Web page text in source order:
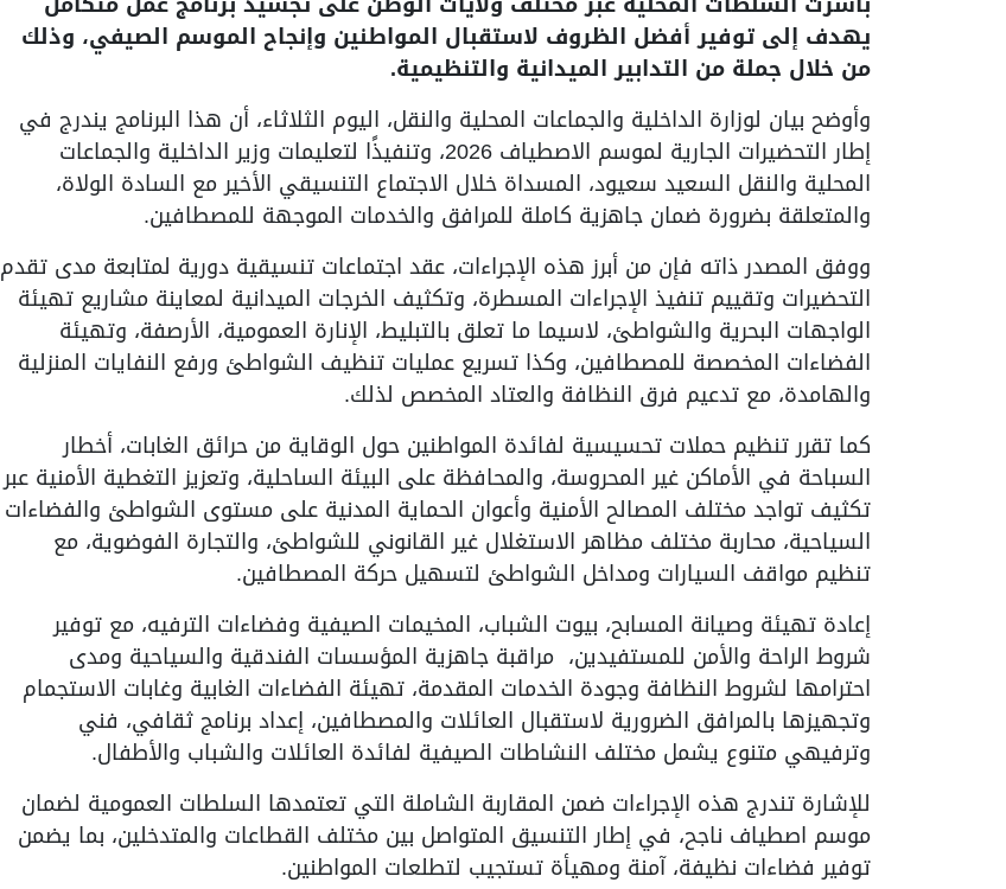
يهدف إلى توفير أفضل الظروف لاستقبال المواطنين وإنجاح الموسم الصيفي، وذلك
من خلال جملة من التدابير الميدانية والتنظيمية.
وأوضح بيان لوزارة الداخلية والجماعات المحلية والنقل، اليوم الثلاثاء، أن هذا البرنامج يندرج في
إطار التحضيرات الجارية لموسم الاصطياف 2026، وتنفيذًا لتعليمات وزير الداخلية والجماعات
المحلية والنقل السعيد سعيود، المسداة خلال الاجتماع التنسيقي الأخير مع السادة الولاة،
والمتعلقة بضرورة ضمان جاهزية كاملة للمرافق والخدمات الموجهة للمصطافين.
ووفق المصدر ذاته فإن من أبرز هذه الإجراءات، عقد اجتماعات تنسيقية دورية لمتابعة مدى تقدم
التحضيرات وتقييم تنفيذ الإجراءات المسطرة، وتكثيف الخرجات الميدانية لمعاينة مشاريع تهيئة
الواجهات البحرية والشواطئ، لاسيما ما تعلق بالتبليط، الإنارة العمومية، الأرصفة، وتهيئة
الفضاءات المخصصة للمصطافين، وكذا تسريع عمليات تنظيف الشواطئ ورفع النفايات المنزلية
والهامدة، مع تدعيم فرق النظافة والعتاد المخصص لذلك.
كما تقرر تنظيم حملات تحسيسية لفائدة المواطنين حول الوقاية من حرائق الغابات، أخطار
السباحة في الأماكن غير المحروسة، والمحافظة على البيئة الساحلية، وتعزيز التغطية الأمنية عبر
تكثيف تواجد مختلف المصالح الأمنية وأعوان الحماية المدنية على مستوى الشواطئ والفضاءات
السياحية، محاربة مختلف مظاهر الاستغلال غير القانوني للشواطئ، والتجارة الفوضوية، مع
تنظيم مواقف السيارات ومداخل الشواطئ لتسهيل حركة المصطافين.
إعادة تهيئة وصيانة المسابح، بيوت الشباب، المخيمات الصيفية وفضاءات الترفيه، مع توفير
شروط الراحة والأمن للمستفيدين، مراقبة جاهزية المؤسسات الفندقية والسياحية ومدى
احترامها لشروط النظافة وجودة الخدمات المقدمة، تهيئة الفضاءات الغابية وغابات الاستجمام
وتجهيزها بالمرافق الضرورية لاستقبال العائلات والمصطافين، إعداد برنامج ثقافي، فني
وترفيهي متنوع يشمل مختلف النشاطات الصيفية لفائدة العائلات والشباب والأطفال.
للإشارة تندرج هذه الإجراءات ضمن المقاربة الشاملة التي تعتمدها السلطات العمومية لضمان
موسم اصطياف ناجح، في إطار التنسيق المتواصل بين مختلف القطاعات والمتدخلين، بما يضمن
توفير فضاءات نظيفة، آمنة ومهيأة تستجيب لتطلعات المواطنين.